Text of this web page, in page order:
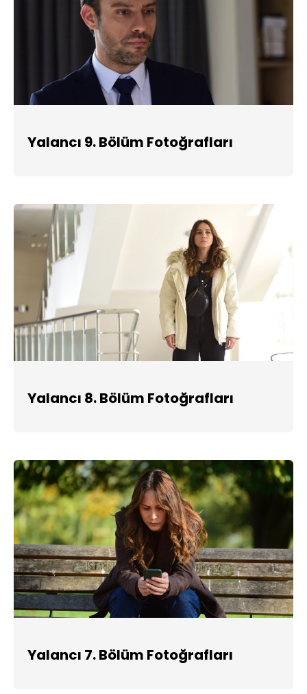
Yalancı 9. Bölüm Fotoğrafları
Yalancı 8. Bölüm Fotoğrafları
Yalancı 7. Bölüm Fotoğrafları